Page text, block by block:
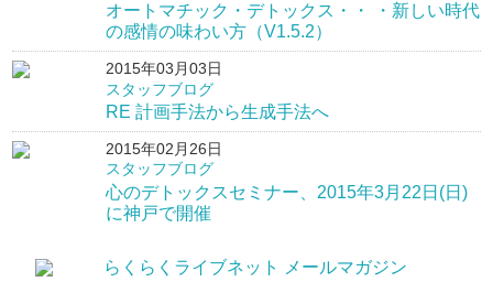
オートマチック・デトックス・・ ・新しい時代
の感情の味わい方（V1.5.2）
2015年03月03日
スタッフブログ
RE 計画手法から生成手法へ
2015年02月26日
スタッフブログ
心のデトックスセミナー、2015年3月22日(日)
に神戸で開催